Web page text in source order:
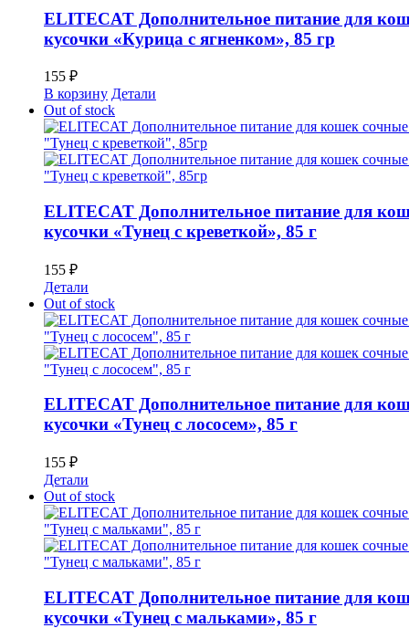
ELITECAT Дополнительное питание для
кусочки «Курица с ягненком», 85 гр
155 ₽
В корзину Детали
Out of stock
ELITECAT Дополнительное питание для
кусочки «Тунец с креветкой», 85 г
155 ₽
Детали
Out of stock
ELITECAT Дополнительное питание для
кусочки «Тунец с лососем», 85 г
155 ₽
Детали
Out of stock
ELITECAT Дополнительное питание для
кусочки «Тунец с мальками», 85 г